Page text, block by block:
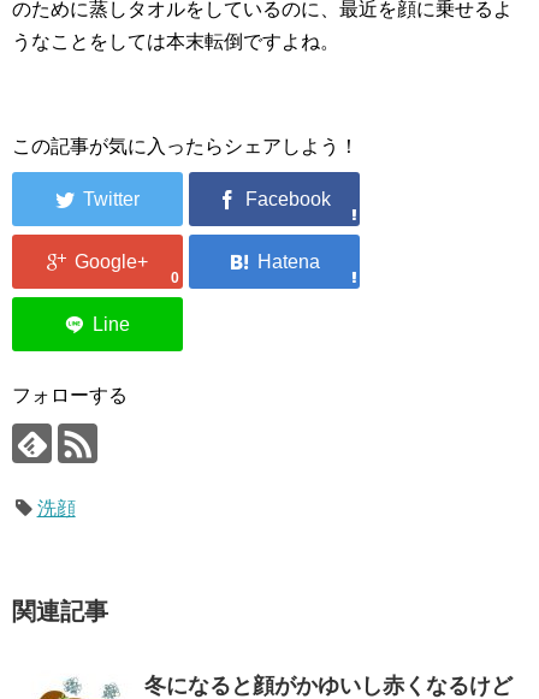
のために蒸しタオルをしているのに、最近を顔に乗せるよ
うなことをしては本末転倒ですよね。
この記事が気に入ったらシェアしよう！
0
フォローする
洗顔
関連記事
冬になると顔がかゆいし赤くなるけど